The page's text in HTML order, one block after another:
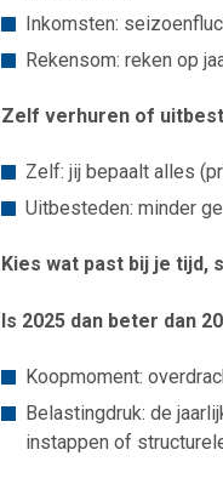
Inkomsten:
Rekensom: reken op
Zelf verhuren of
Zelf: jij bepaalt alles
Uitbesteden: minder
Kies wat past bij je tijd,
Is 2025 dan beter dan
Koopmoment:
Belastingdruk: de
instappen of